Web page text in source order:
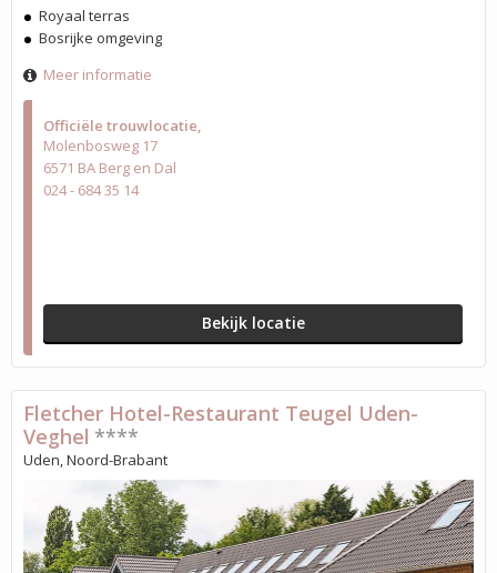
Officiële trouwlocatie
Molenbosweg 17
6571 BA Berg en Dal
024 - 684 35 14
Bekijk locatie
Royaal terras
Bosrijke omgeving
Meer informatie
Fletcher Hotel-Restaurant Teugel Uden-
Veghel ****
Uden, Noord-Brabant